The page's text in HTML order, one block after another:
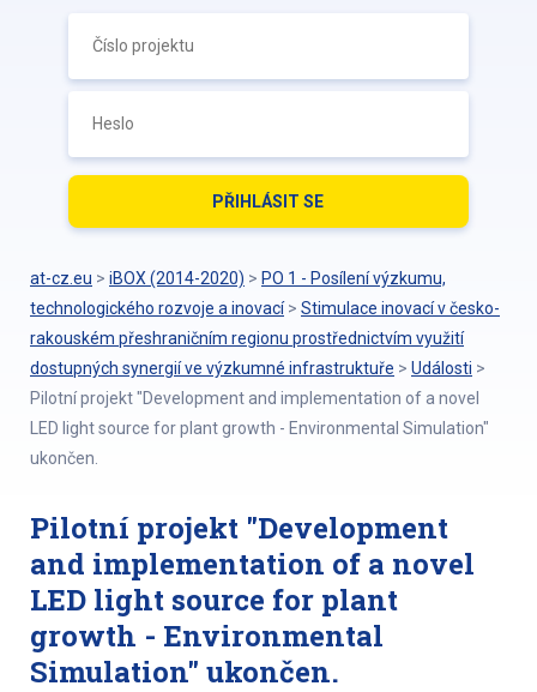
at-cz.eu > iBOX (2014-2020) > PO 1 - Posílení výzkumu,
technologického rozvoje a inovací > Stimulace inovací v česko-
rakouském přeshraničním regionu prostřednictvím využití
dostupných synergií ve výzkumné infrastruktuře > Události >
Pilotní projekt "Development and implementation of a novel
LED light source for plant growth - Environmental Simulation"
ukončen.
Pilotní projekt "Development
and implementation of a novel
LED light source for plant
growth - Environmental
Simulation" ukončen.